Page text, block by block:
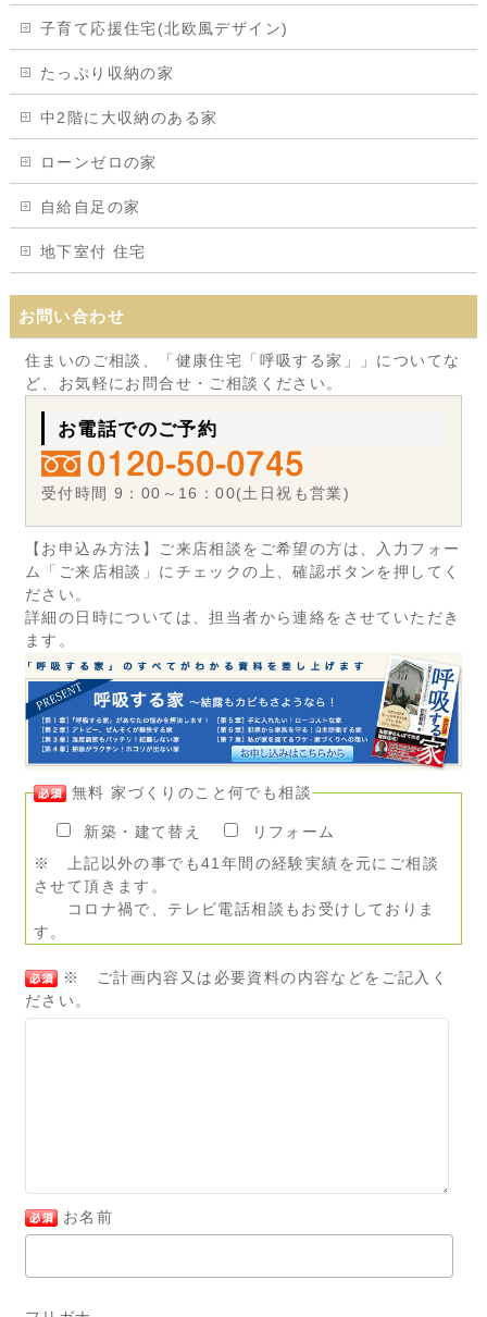
子育て応援住宅(北欧風デザイン)
たっぷり収納の家
中2階に大収納のある家
ローンゼロの家
自給自足の家
地下室付 住宅
お問い合わせ
住まいのご相談、「健康住宅「呼吸する家」」についてな
ど、お気軽にお問合せ・ご相談ください。
お電話でのご予約
受付時間 9：00～16：00(土日祝も営業)
【お申込み方法】ご来店相談をご希望の方は、入力フォー
ム「ご来店相談」にチェックの上、確認ボタンを押してく
ださい。
詳細の日時については、担当者から連絡をさせていただき
ます。
無料 家づくりのこと何でも相談
新築・建て替え
リフォーム
※ 上記以外の事でも41年間の経験実績を元にご相談
させて頂きます。
コロナ禍で、テレビ電話相談もお受けしておりま
す。
※ ご計画内容又は必要資料の内容などをご記入く
ださい。
お名前